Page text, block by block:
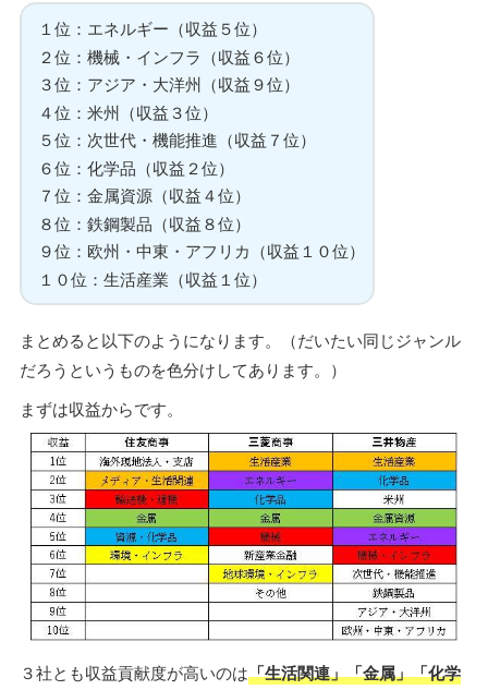
１位：エネルギー（収益５位）
２位：機械・インフラ（収益６位）
３位：アジア・大洋州（収益９位）
４位：米州（収益３位）
５位：次世代・機能推進（収益７位）
６位：化学品（収益２位）
７位：金属資源（収益４位）
８位：鉄鋼製品（収益８位）
９位：欧州・中東・アフリカ（収益１０位）
１０位：生活産業（収益１位）
まとめると以下のようになります。（だいたい同じジャンル
だろうというものを色分けしてあります。）
まずは収益からです。
３社とも収益貢献度が高いのは「生活関連」「金属」「化学